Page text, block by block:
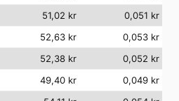
51,02 kr
0,051 kr
52,63 kr
0,053 kr
52,38 kr
0,052 kr
49,40 kr
0,049 kr